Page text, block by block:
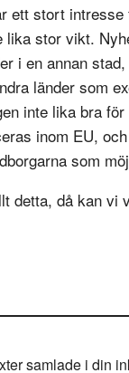
ett stort
lika stor vikt.
i en annan
länder som
inte lika bra
inom EU,
som
detta, då kan
samlade i din